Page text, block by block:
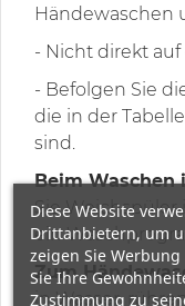
Händewaschen
- Nicht direkt
- Befolgen Sie
die in der
sind.
Beim Waschen
Sie Weichspüler
ein
Zum
in Wasser,
Diese Website
Drittanbietern, um
zeigen Sie
Sie Ihre
Zustimmung zu